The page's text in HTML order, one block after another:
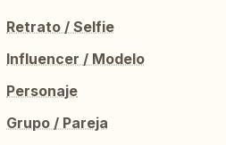
Retrato / Selfie
Influencer / Modelo
Personaje
Grupo / Pareja